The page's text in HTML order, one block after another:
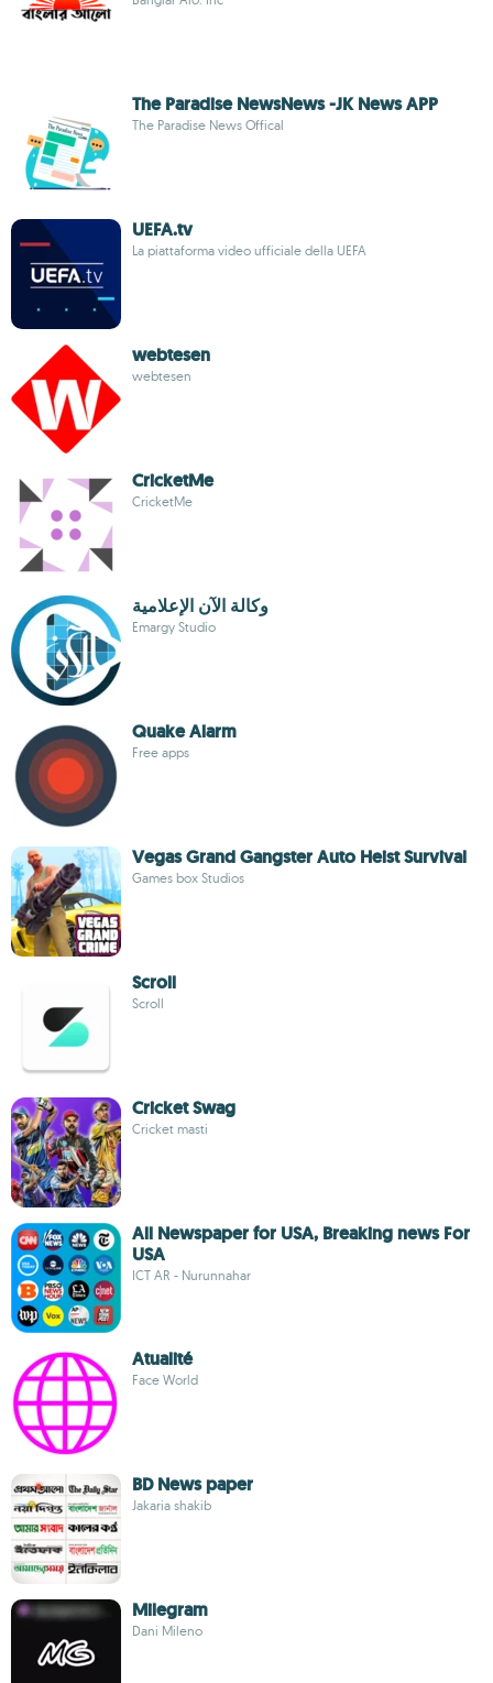
The Paradise NewsNews -JK News APP
The Paradise News Offical
UEFA.tv
La piattaforma video ufficiale della UEFA
webtesen
webtesen
CricketMe
CricketMe
وكالة الآن الإعلامية
Emargy Studio
Quake Alarm
Free apps
Vegas Grand Gangster Auto Heist Survival
Games box Studios
Scroll
Scroll
Cricket Swag
Cricket masti
All Newspaper for USA, Breaking news For
USA
ICT AR - Nurunnahar
Atualité
Face World
BD News paper
Jakaria shakib
Milegram
Dani Mileno